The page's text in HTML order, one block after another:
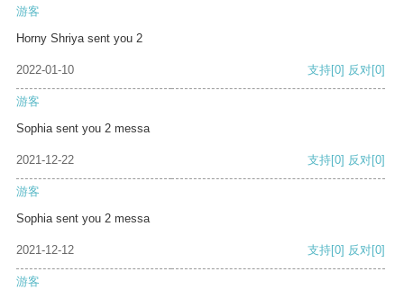
游客
Horny Shriya sent you 2
2022-01-10 支持[0] 反对[0]
游客
Sophia sent you 2 messa
2021-12-22 支持[0] 反对[0]
游客
Sophia sent you 2 messa
2021-12-12 支持[0] 反对[0]
游客